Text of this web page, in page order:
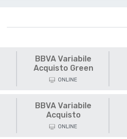
BBVA Variabile
Acquisto Green
ONLINE
BBVA Variabile
Acquisto
ONLINE